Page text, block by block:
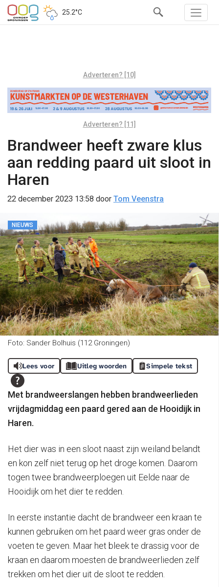
25.2°C
Adverteren? [10]
Adverteren? [11]
Brandweer heeft zware klus
aan redding paard uit sloot in
Haren
22 december 2023 13:58 door Tom Veenstra
NIEUWS
Foto: Sander Bolhuis (112 Groningen)
Lees voor Uitleg woorden Simpele tekst
Met brandweerslangen hebben brandweerlieden
vrijdagmiddag een paard gered aan de Hooidijk in
Haren.
Het dier was in een sloot naast zijn weiland belandt
en kon zelf niet terug op het droge komen. Daarom
togen twee brandweerploegen uit Eelde naar de
Hooidijk om het dier te redden.
In eerste instantie dacht de brandweer een kraan te
kunnen gebruiken om het paard weer gras onder de
voeten te geven. Maar het bleek te drassig voor de
kraan en daarom moesten de brandweerlieden zelf
trekken om het dier uit de sloot te redden.